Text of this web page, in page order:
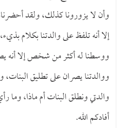
وأن لا يزورونا كذلك، ولقد
إلا أنه تلفظ على والدتنا بكلام
ووسطنا له أكثر من شخص إلا أنه
ووالدتنا يصران على تطليق البنات،
والدتي ونطلق البنات أم ماذا، وما
أفادكم الله.